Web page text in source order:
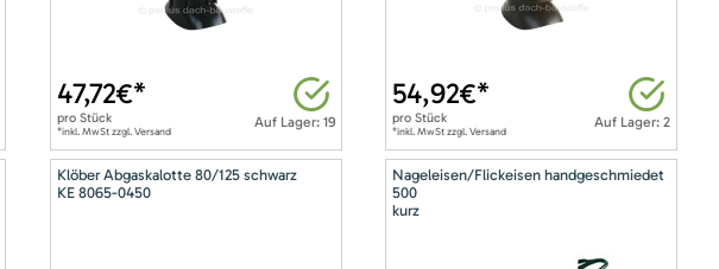
Auf Lager: 19
47,72€*
pro Stück
*inkl. MwSt zzgl. Versand
Auf Lager: 2
54,92€*
proStück
*inkl. MwSt zzgl. Versand
Klöber Abgaskalotte 80/125 schwarz
KE 8065-0450
Nageleisen/Flickeisen handgeschmiedet
500
kurz